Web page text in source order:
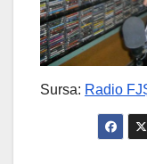
Sursa: Radio